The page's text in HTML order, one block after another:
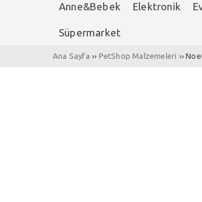
Anne&Bebek Elektronik
Süpermarket
Ana Sayfa ›› PetShop Malzemeleri ››